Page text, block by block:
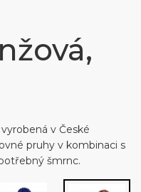
v České
pruhy v kombinaci s
šmrnc.